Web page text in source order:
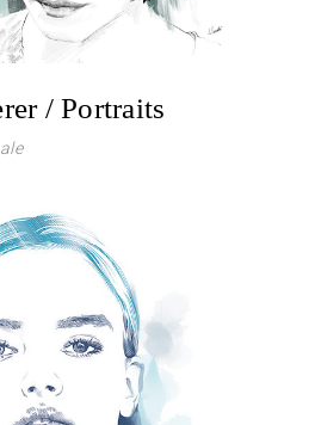
/ Portraits